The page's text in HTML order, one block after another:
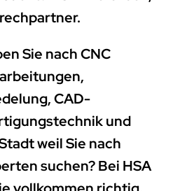
Sie nach CNC
CAD-
und
weil Sie nach
suchen? Bei HSA